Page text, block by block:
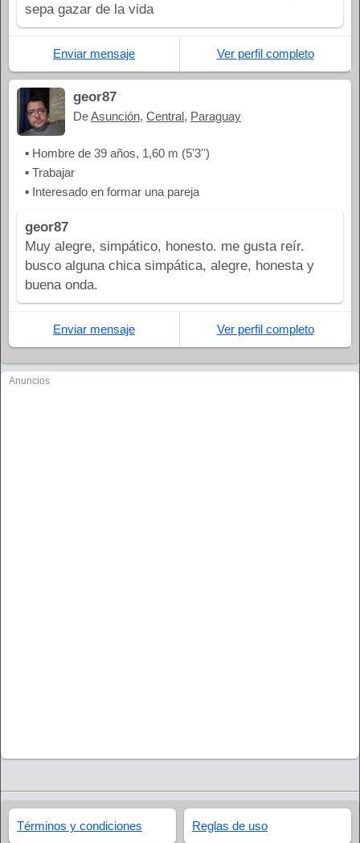
sepa gazar de la vida
Enviar mensaje Ver perfil completo
geor87
DeAsunción, Central, Paraguay
▪ Hombre de 39 años, 1,60 m (5'3'')
▪ Trabajar
▪ Interesado en formar una pareja
geor87
Muy alegre, simpático, honesto. me gusta reír.
busco alguna chica simpática, alegre, honesta y
buena onda.
Enviar mensaje Ver perfil completo
Anuncios
Términos y condiciones Reglas de uso